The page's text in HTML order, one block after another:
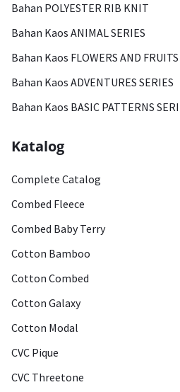
Bahan POLYESTER RIB KNIT
Bahan Kaos ANIMAL SERIES
Bahan Kaos FLOWERS AND FRUITS
Bahan Kaos ADVENTURES SERIES
Bahan Kaos BASIC PATTERNS
Katalog
Complete Catalog
Combed Fleece
Combed Baby Terry
Cotton Bamboo
Cotton Combed
Cotton Galaxy
Cotton Modal
CVC Pique
CVC Threetone